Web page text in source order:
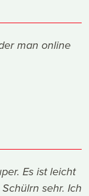
man online
Es ist leicht
sehr. Ich